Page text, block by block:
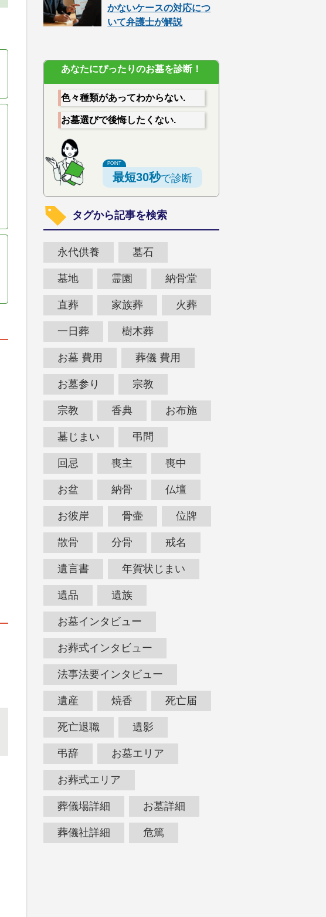
かないケースの対応につ
いて弁護士が解説
あなたにぴったりのお墓を診断！
色々種類があってわからない.
お墓選びで後悔したくない.
最短30秒で診断
タグから記事を検索
永代供養 墓石
墓地 霊園 納骨堂
直葬 家族葬 火葬
一日葬 樹木葬
お墓 費用 葬儀 費用
お墓参り 宗教
宗教 香典 お布施
墓じまい 弔問
回忌 喪主 喪中
お盆 納骨 仏壇
お彼岸 骨壷 位牌
散骨 分骨 戒名
遺言書 年賀状じまい
遺品 遺族
お墓インタビュー
お葬式インタビュー
法事法要インタビュー
遺産 焼香 死亡届
死亡退職 遺影
弔辞 お墓エリア
お葬式エリア
葬儀場詳細 お墓詳細
葬儀社詳細 危篤